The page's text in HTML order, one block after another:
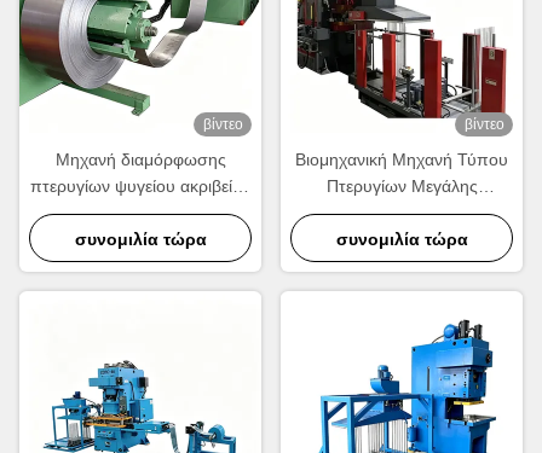
βίντεο
Μηχανή διαμόρφωσης
πτερυγίων ψυγείου ακριβείας
| Εξοπλισμός παραγωγής
κυματοειδών πτερυγίων
αλουμινίου υψηλής
ταχύτητας
συνομιλία τώρα
βίντεο
Βιομηχανική Μηχανή Τύπου
Πτερυγίων Μεγάλης
Ταχύτητας.
συνομιλία τώρα